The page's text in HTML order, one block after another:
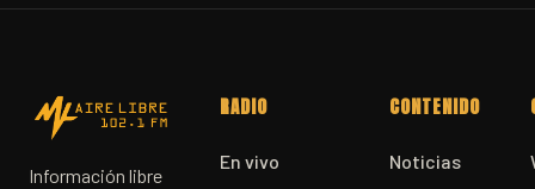
Información libre
RADIO
En vivo
CONTENIDO
Noticias